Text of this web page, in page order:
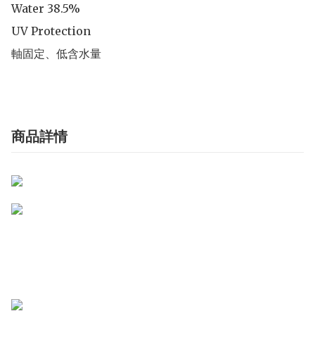
Water 38.5%
UV Protection
軸固定、低含水量
商品詳情